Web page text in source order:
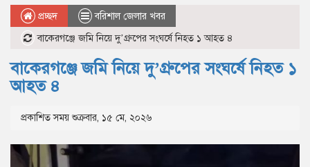
প্রচ্ছদ
বরিশাল জেলার খবর
বাকেরগঞ্জে জমি নিয়ে দু’গ্রুপের সংঘর্ষে নিহত ১ আহত ৪
বাকেরগঞ্জে জমি নিয়ে দু’গ্রুপের সংঘর্ষে নিহত ১
আহত ৪
প্রকাশিত সময় শুক্রবার, ১৫ মে, ২০২৬